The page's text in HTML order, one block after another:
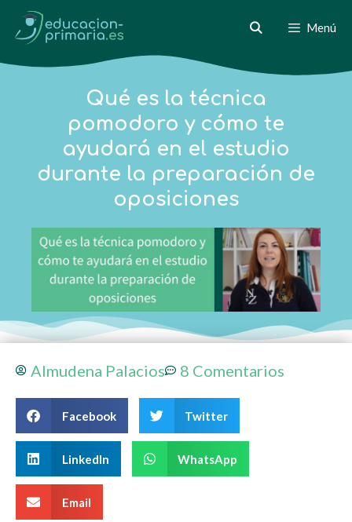
Menú
Qué es la técnica
pomodoro y cómo te
ayudará en el estudio
durante la preparación de
oposiciones
Almudena Palacios 8 Comentarios
Facebook Twitter
LinkedIn WhatsApp
Email